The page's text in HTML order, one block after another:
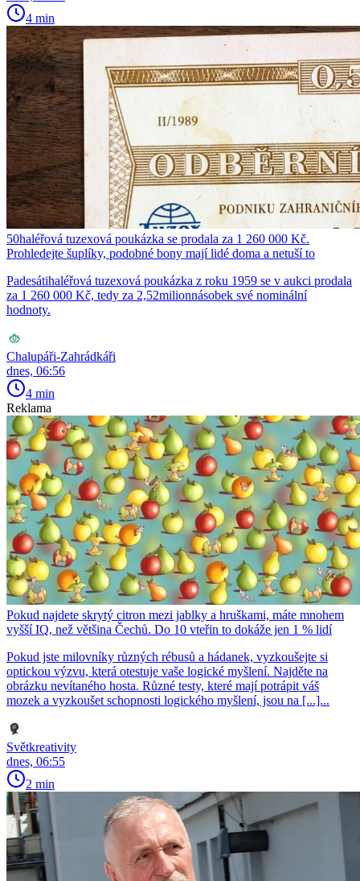
4 min
50haléřová tuzexová poukázka se prodala za 1 260 000 Kč.
Prohledejte šuplíky, podobné bony mají lidé doma a netuší to
Padesátihaléřová tuzexová poukázka z roku 1959 se v aukci prodala
za 1 260 000 Kč, tedy za 2,52milionnásobek své nominální
hodnoty.
Chalupáři-Zahrádkáři
dnes, 06:56
4 min
Reklama
Pokud najdete skrytý citron mezi jablky a hruškami, máte mnohem
vyšší IQ, než většina Čechů. Do 10 vteřin to dokáže jen 1 % lidí
Pokud jste milovníky různých rébusů a hádanek, vyzkoušejte si
optickou výzvu, která otestuje vaše logické myšlení. Najděte na
obrázku nevítaného hosta. Různé testy, které mají potrápit váš
mozek a vyzkoušet schopnosti logického myšlení, jsou na [...]...
Světkreativity
dnes, 06:55
2 min